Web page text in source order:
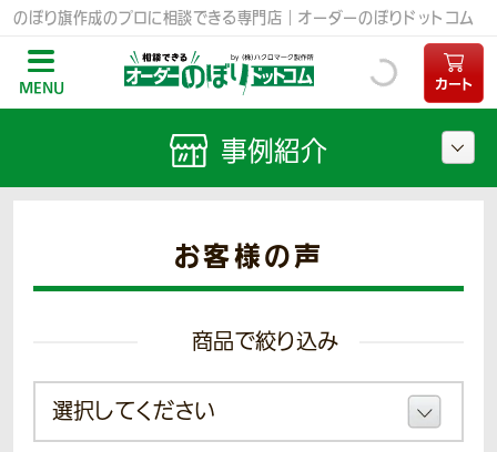
のぼり旗作成のプロに相談できる専門店｜オーダーのぼりドットコム
MENU カート
お客様の声
商品で絞り込み
事例紹介